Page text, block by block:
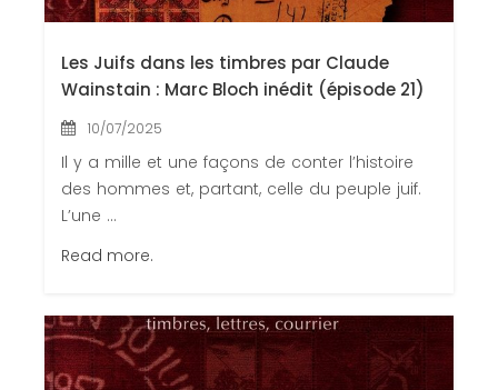
Les Juifs dans les timbres par Claude
Wainstain : Marc Bloch inédit (épisode 21)
10/07/2025
Il y a mille et une façons de conter l’histoire
des hommes et, partant, celle du peuple juif.
L’une ...
Read more.